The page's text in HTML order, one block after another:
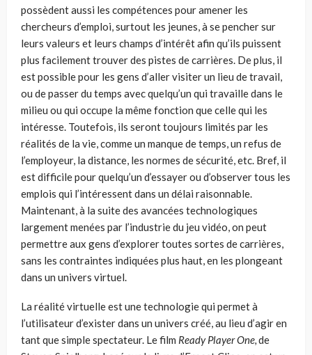
possèdent aussi les compétences pour amener les
chercheurs d’emploi, surtout les jeunes, à se pencher sur
leurs valeurs et leurs champs d’intérêt afin qu’ils puissent
plus facilement trouver des pistes de carrières. De plus, il
est possible pour les gens d’aller visiter un lieu de travail,
ou de passer du temps avec quelqu’un qui travaille dans le
milieu ou qui occupe la même fonction que celle qui les
intéresse. Toutefois, ils seront toujours limités par les
réalités de la vie, comme un manque de temps, un refus de
l’employeur, la distance, les normes de sécurité, etc. Bref, il
est difficile pour quelqu’un d’essayer ou d’observer tous les
emplois qui l’intéressent dans un délai raisonnable.
Maintenant, à la suite des avancées technologiques
largement menées par l’industrie du jeu vidéo, on peut
permettre aux gens d’explorer toutes sortes de carrières,
sans les contraintes indiquées plus haut, en les plongeant
dans un univers virtuel.
La réalité virtuelle est une technologie qui permet à
l’utilisateur d’exister dans un univers créé, au lieu d’agir en
tant que simple spectateur. Le film Ready Player One,de